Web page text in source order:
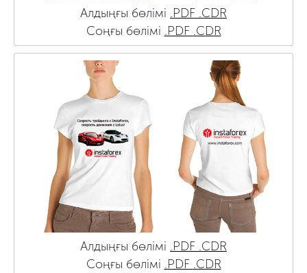
Алдыңғы бөлімі .PDF .CDR
Соңғы бөлімі .PDF .CDR
Алдыңғы бөлімі .PDF .CDR
Соңғы бөлімі .PDF .CDR